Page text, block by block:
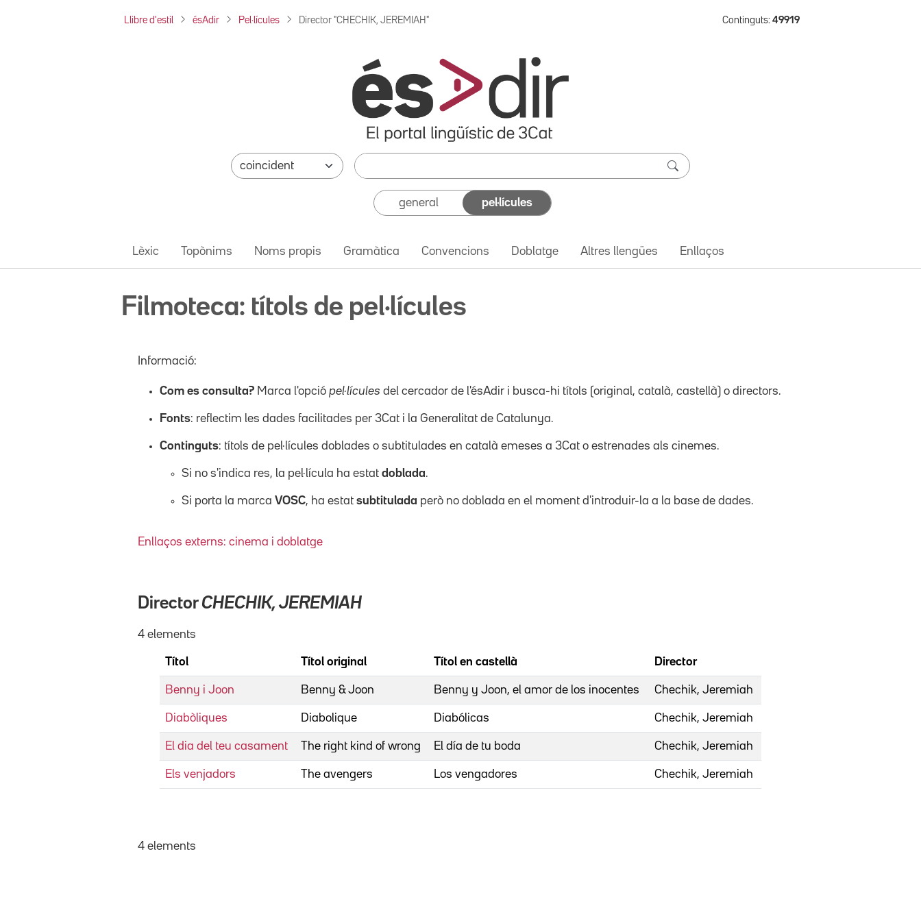
Llibre d'estil ésAdir Pel·lícules Director "CHECHIK, JEREMIAH" Continguts: 49919
general pel·lícules
Lèxic Topònims Noms propis Gramàtica Convencions Doblatge Altres llengües Enllaços
Filmoteca: títols de pel·lícules
Informació:
Com es consulta? Marca l'opció pel·lícules del cercador de l'ésAdir i busca-hi títols (original, català, castellà) o directors.
Fonts: reflectim les dades facilitades per 3Cat i la Generalitat de Catalunya.
Continguts: títols de pel·lícules doblades o subtitulades en català emeses a 3Cat o estrenades als cinemes.
Si no s'indica res, la pel·lícula ha estat doblada.
Si porta la marca VOSC, ha estat subtitulada però no doblada en el moment d'introduir-la a la base de dades.
Enllaços externs: cinema i doblatge
Director CHECHIK, JEREMIAH
4 elements
Títol Títol original Títol en castellà Director
Benny i Joon Benny & Joon Benny y Joon, el amor de los inocentes Chechik, Jeremiah
Diabòliques Diabolique Diabólicas Chechik, Jeremiah
El dia del teu casament The right kind of wrong El día de tu boda Chechik, Jeremiah
Els venjadors The avengers Los vengadores Chechik, Jeremiah
4 elements